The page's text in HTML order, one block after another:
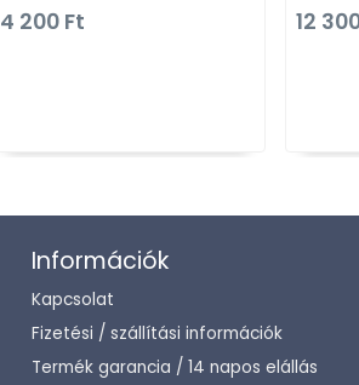
4 200 Ft 12
Információk
Kapcsolat
Fizetési / szállítási információk
Termék garancia / 14 napos elállás